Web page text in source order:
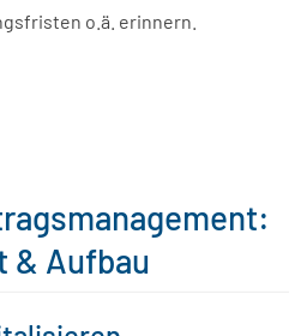
o.ä. erinnern.
& Aufbau